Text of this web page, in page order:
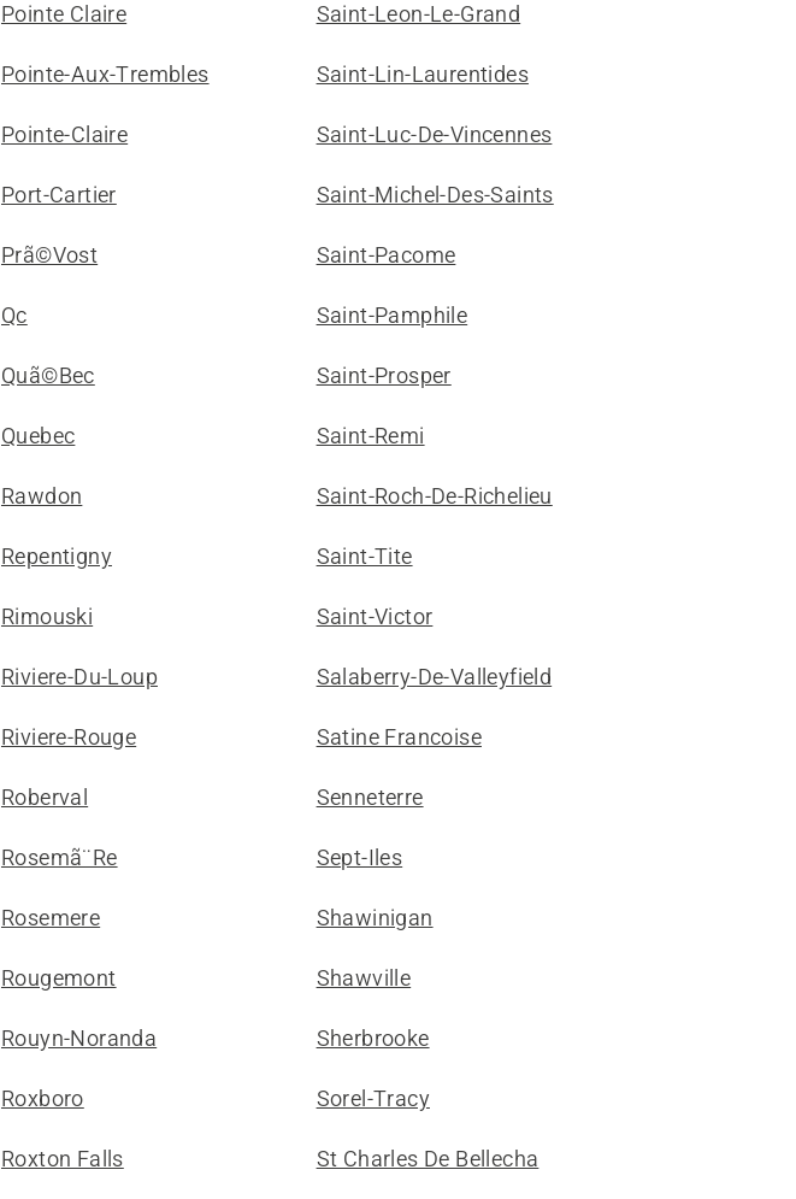
Pointe Claire
Pointe-Aux-Trembles
Pointe-Claire
Port-Cartier
Prã©Vost
Qc
Quã©Bec
Quebec
Rawdon
Repentigny
Rimouski
Riviere-Du-Loup
Riviere-Rouge
Roberval
Rosemã¨Re
Rosemere
Rougemont
Rouyn-Noranda
Roxboro
Roxton Falls
Saint-Leon-Le-Grand
Saint-Lin-Laurentides
Saint-Luc-De-Vincennes
Saint-Michel-Des-Saints
Saint-Pacome
Saint-Pamphile
Saint-Prosper
Saint-Remi
Saint-Roch-De-Richelieu
Saint-Tite
Saint-Victor
Salaberry-De-Valleyfield
Satine Francoise
Senneterre
Sept-Iles
Shawinigan
Shawville
Sherbrooke
Sorel-Tracy
St Charles De Bellecha